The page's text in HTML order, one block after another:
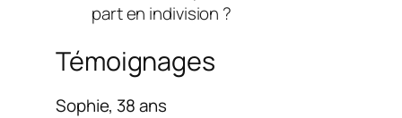
part en indivision ?
Témoignages
Sophie, 38 ans